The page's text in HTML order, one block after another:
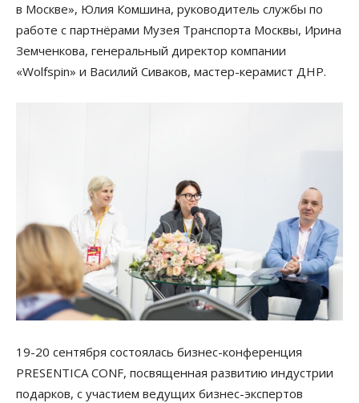
в Москве», Юлия Комшина, руководитель службы по
работе с партнёрами Музея Транспорта Москвы, Ирина
Земченкова, генеральный директор компании
«Wolfspin» и Василий Сиваков, мастер-керамист ДНР.
19-20 сентября состоялась бизнес-конференция
PRESENTICA CONF, посвященная развитию индустрии
подарков, с участием ведущих бизнес-экспертов